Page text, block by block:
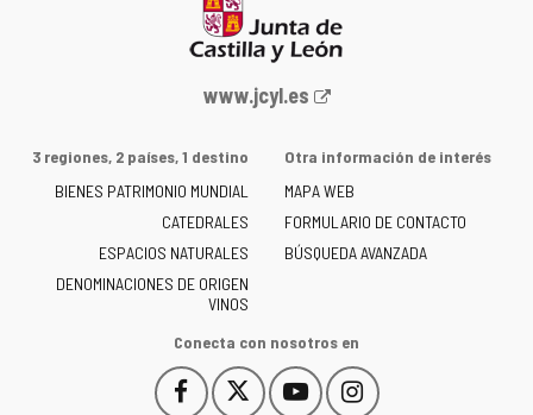
Portal
de
la
Junta
de
Castilla
y
León
www.jcyl.es
3 regiones, 2 países, 1 destino
BIENES PATRIMONIO MUNDIAL
CATEDRALES
ESPACIOS NATURALES
DENOMINACIONES DE ORIGEN
VINOS
Otra información de interés
MAPA WEB
FORMULARIO DE CONTACTO
BÚSQUEDA AVANZADA
Conecta con nosotros en
Facebook
Este
Este
YouTube
Este
Instagram
Este